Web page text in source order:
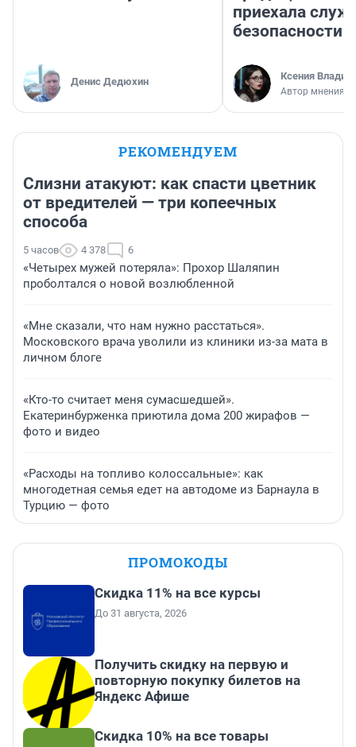
Денис Дедюхин
приехала
безопасности
Ксения
Автор мнения
РЕКОМЕНДУЕМ
Слизни атакуют: как спасти цветник
от вредителей — три копеечных
способа
5 часов 4 378 6
«Четырех мужей потеряла»: Прохор Шаляпин
проболтался о новой возлюбленной
«Мне сказали, что нам нужно расстаться».
Московского врача уволили из клиники из-за мата в
личном блоге
«Кто-то считает меня сумасшедшей».
Екатеринбурженка приютила дома 200 жирафов —
фото и видео
«Расходы на топливо колоссальные»: как
многодетная семья едет на автодоме из Барнаула в
Турцию — фото
ПРОМОКОДЫ
Скидка 11% на все курсы
До 31 августа, 2026
Получить скидку на первую и
повторную покупку билетов на
Яндекс Афише
Скидка 10% на все товары